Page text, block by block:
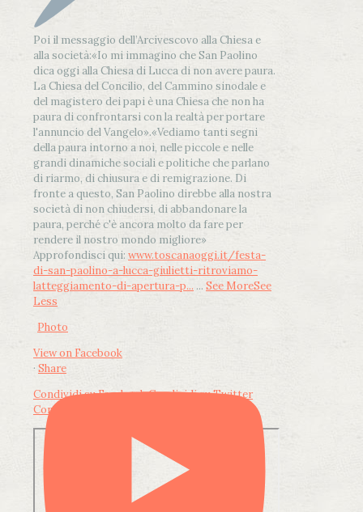
Poi il messaggio dell’Arcivescovo alla Chiesa e
alla società:«Io mi immagino che San Paolino
dica oggi alla Chiesa di Lucca di non avere paura.
La Chiesa del Concilio, del Cammino sinodale e
del magistero dei papi è una Chiesa che non ha
paura di confrontarsi con la realtà per portare
l'annuncio del Vangelo».«Vediamo tanti segni
della paura intorno a noi, nelle piccole e nelle
grandi dinamiche sociali e politiche che parlano
di riarmo, di chiusura e di remigrazione. Di
fronte a questo, San Paolino direbbe alla nostra
società di non chiudersi, di abbandonare la
paura, perché c'è ancora molto da fare per
rendere il nostro mondo migliore»
Approfondisci qui: www.toscanaoggi.it/festa-
di-san-paolino-a-lucca-giulietti-ritroviamo-
latteggiamento-di-apertura-p... ... See MoreSee
Less
Photo
View on Facebook
· Share
Condividi su FacebookCondividi su Twitter
Condividi su LinkedIn